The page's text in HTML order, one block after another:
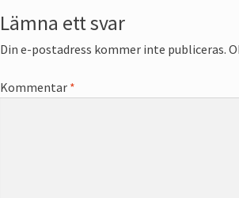
Lämna ett svar
Din e-postadress kommer inte publiceras.
Kommentar *